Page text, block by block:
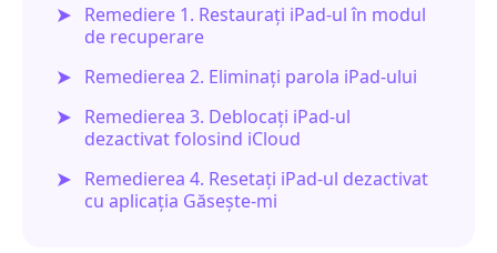
Remediere 1. Restaurați iPad-ul în modul
de recuperare
Remedierea 2. Eliminați parola iPad-ului
Remedierea 3. Deblocați iPad-ul
dezactivat folosind iCloud
Remedierea 4. Resetați iPad-ul dezactivat
cu aplicația Găsește-mi